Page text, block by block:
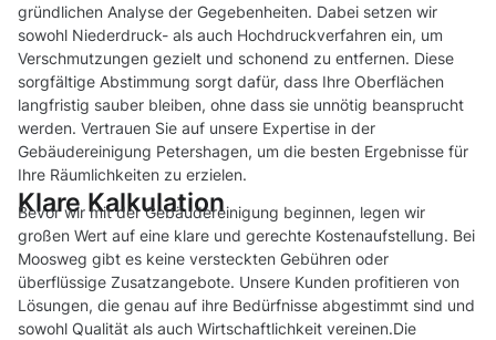
gründlichen Analyse der Gegebenheiten. Dabei setzen wir
sowohl Niederdruck- als auch Hochdruckverfahren ein, um
Verschmutzungen gezielt und schonend zu entfernen. Diese
sorgfältige Abstimmung sorgt dafür, dass Ihre Oberflächen
langfristig sauber bleiben, ohne dass sie unnötig beansprucht
werden. Vertrauen Sie auf unsere Expertise in der
Gebäudereinigung Petershagen, um die besten Ergebnisse für
Ihre Räumlichkeiten zu erzielen.
Klare Kalkulation
Bevor wir mit der Gebäudereinigung beginnen, legen wir
großen Wert auf eine klare und gerechte Kostenaufstellung. Bei
Moosweg gibt es keine versteckten Gebühren oder
überflüssige Zusatzangebote. Unsere Kunden profitieren von
Lösungen, die genau auf ihre Bedürfnisse abgestimmt sind und
sowohl Qualität als auch Wirtschaftlichkeit vereinen.Die